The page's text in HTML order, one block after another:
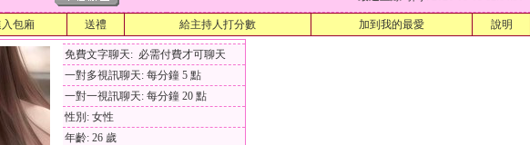
包廂 送禮 給主持人打分數 加到我的最愛 說明
免費文字聊天: 必需付費才可聊天
一對多視訊聊天: 每分鐘 5 點
一對一視訊聊天: 每分鐘 20 點
性別: 女性
年齡: 26 歲